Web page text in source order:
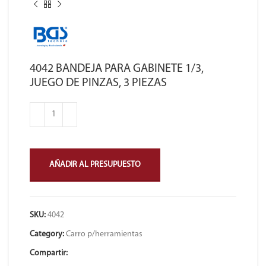
4042 BANDEJA PARA GABINETE 1/3,
JUEGO DE PINZAS, 3 PIEZAS
AÑADIR AL PRESUPUESTO
SKU: 4042
Category: Carro p/herramientas
Compartir: